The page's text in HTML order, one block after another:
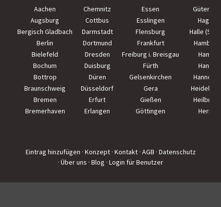
Aachen Chemnitz Essen
Augsburg
Cottbus Esslingen
Hagen
Bergisch Gladbach
Darmstadt Flensburg
Halle
Berlin
Dortmund Frankfurt
Hamburg
Bielefeld
Dresden Freiburg i. Breisgau
Hamm
Bochum
Duisburg Fürth
Hanau
Bottrop
Düren Gelsenkirchen
Hannover
Braunschweig
Düsseldorf Gera
Bremen
Erfurt Gießen
Heilbronn
Bremerhaven
Erlangen Göttingen Herne
Eintrag hinzufügen · Konzept · Kontakt · AGB · Datenschutz
· Über uns · Blog · Login für Benutzer